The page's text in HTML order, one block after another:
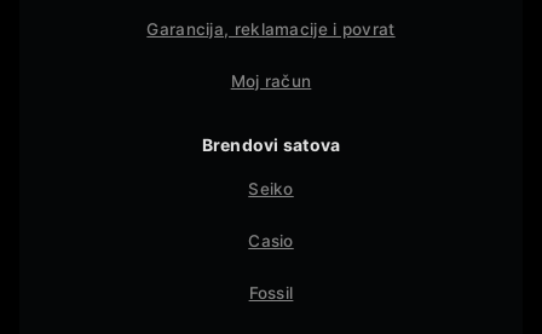
Garancija, reklamacije i povrat
Moj račun
Brendovi satova
Seiko
Casio
Fossil